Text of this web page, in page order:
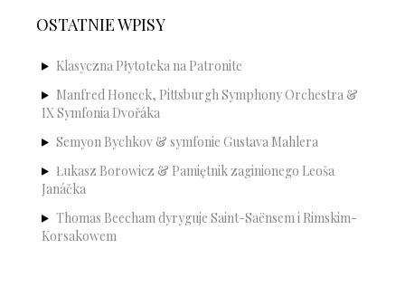
OSTATNIE WPISY
Klasyczna Płytoteka na Patronite
Manfred Honeck, Pittsburgh Symphony Orchestra &
IX Symfonia Dvořáka
Semyon Bychkov & symfonie Gustava Mahlera
Łukasz Borowicz & Pamiętnik zaginionego Leoša
Janáčka
Thomas Beecham dyryguje Saint-Saënsem i Rimskim-
Korsakowem